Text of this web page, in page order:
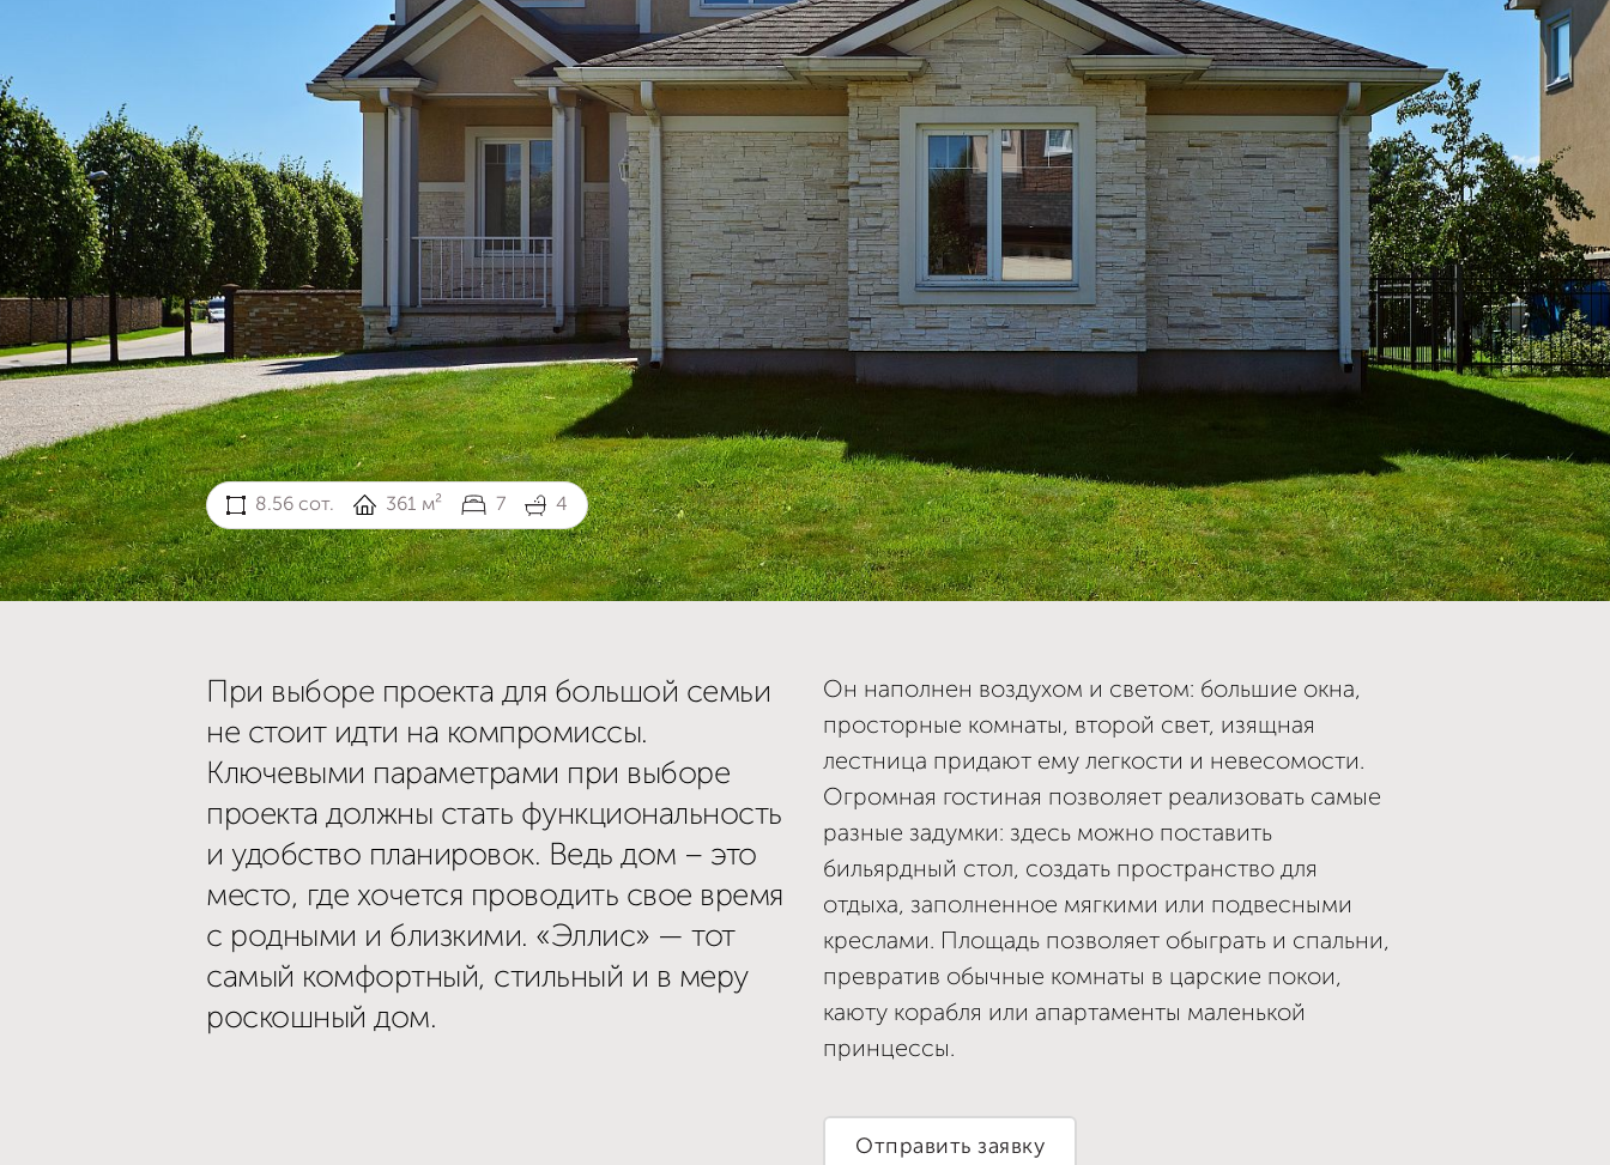
8.56 сот. 361 м² 7 4
При выборе проекта для большой семьи
не стоит идти на компромиссы.
Ключевыми параметрами при выборе
проекта должны стать функциональность
и удобство планировок. Ведь дом – это
место, где хочется проводить свое время
с родными и близкими. «Эллис» — тот
самый комфортный, стильный и в меру
роскошный дом.
Он наполнен воздухом и светом: большие окна,
просторные комнаты, второй свет, изящная
лестница придают ему легкости и невесомости.
Огромная гостиная позволяет реализовать самые
разные задумки: здесь можно поставить
бильярдный стол, создать пространство для
отдыха, заполненное мягкими или подвесными
креслами. Площадь позволяет обыграть и спальни,
превратив обычные комнаты в царские покои,
каюту корабля или апартаменты маленькой
принцессы.
Отправить заявку